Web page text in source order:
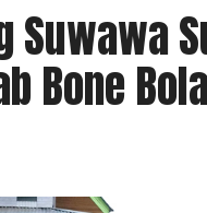
Suwawa
Bone